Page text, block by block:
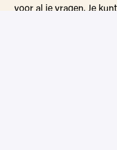
voor al je vragen. Je